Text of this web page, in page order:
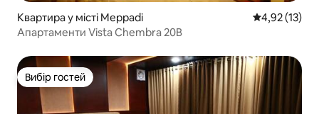
Квартира у місті Meppadi Середня
4,92 (13)
Апартаменти Vista Chembra 20B
Вибір гостей
Вибір гостей